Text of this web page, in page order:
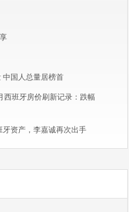
中国人总量居榜首
西班牙房价刷新记录：跌幅
牙资产，李嘉诚再次出手